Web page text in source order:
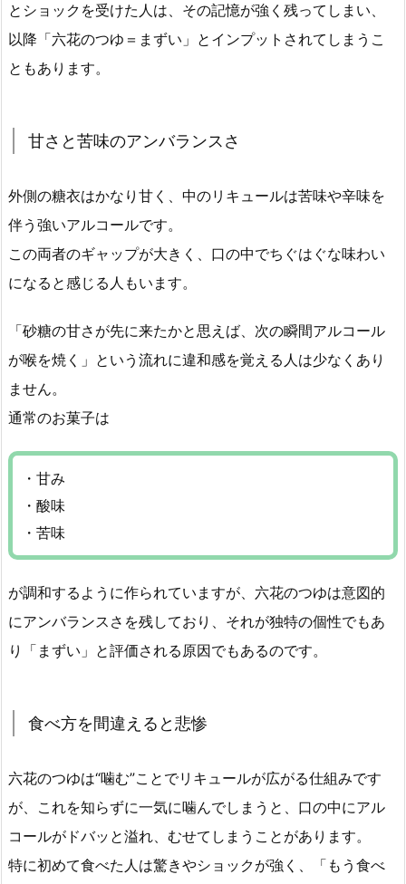
とショックを受けた人は、その記憶が強く残ってしまい、
以降「六花のつゆ＝まずい」とインプットされてしまうこ
ともあります。
甘さと苦味のアンバランスさ
外側の糖衣はかなり甘く、中のリキュールは苦味や辛味を
伴う強いアルコールです。
この両者のギャップが大きく、口の中でちぐはぐな味わい
になると感じる人もいます。
「砂糖の甘さが先に来たかと思えば、次の瞬間アルコール
が喉を焼く」という流れに違和感を覚える人は少なくあり
ません。
通常のお菓子は
・甘み
・酸味
・苦味
が調和するように作られていますが、六花のつゆは意図的
にアンバランスさを残しており、それが独特の個性でもあ
り「まずい」と評価される原因でもあるのです。
食べ方を間違えると悲惨
六花のつゆは“噛む”ことでリキュールが広がる仕組みです
が、これを知らずに一気に噛んでしまうと、口の中にアル
コールがドバッと溢れ、むせてしまうことがあります。
特に初めて食べた人は驚きやショックが強く、「もう食べ